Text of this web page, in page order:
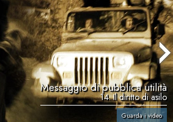
Messaggio di pubblica utilità
14. Il diritto di asilo
Guarda i video